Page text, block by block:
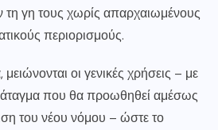
τη γη τους χωρίς απαρχαιωμένους
περιορισμούς.
οι γενικές χρήσεις – με
που θα προωθηθεί αμέσως
του νέου νόμου – ώστε το